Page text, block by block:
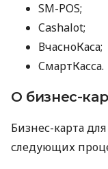
SM-POS;
Cashalot;
ВчасноКаса;
СмартКасса.
О бизнес-
Бизнес-карта
следующих